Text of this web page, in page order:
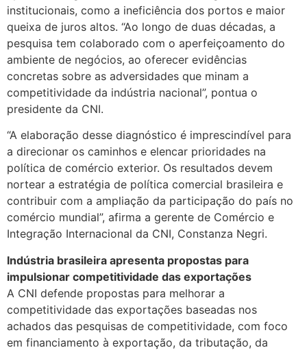
institucionais, como a ineficiência dos portos e maior
queixa de juros altos. “Ao longo de duas décadas, a
pesquisa tem colaborado com o aperfeiçoamento do
ambiente de negócios, ao oferecer evidências
concretas sobre as adversidades que minam a
competitividade da indústria nacional”, pontua o
presidente da CNI.
“A elaboração desse diagnóstico é imprescindível para
a direcionar os caminhos e elencar prioridades na
política de comércio exterior. Os resultados devem
nortear a estratégia de política comercial brasileira e
contribuir com a ampliação da participação do país no
comércio mundial”, afirma a gerente de Comércio e
Integração Internacional da CNI, Constanza Negri.
Indústria brasileira apresenta propostas para
impulsionar competitividade das exportações
A CNI defende propostas para melhorar a
competitividade das exportações baseadas nos
achados das pesquisas de competitividade, com foco
em financiamento à exportação, da tributação, da